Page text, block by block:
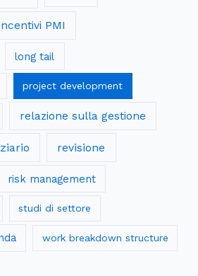
PMI
long tail
project development
relazione sulla gestione
revisione
risk management
studi di settore
work breakdown structure